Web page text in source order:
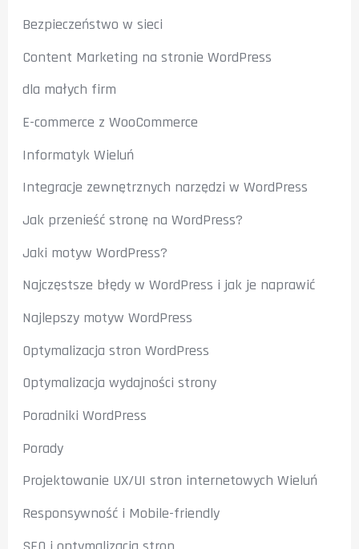
Bezpieczeństwo w sieci
Content Marketing na stronie WordPress
dla małych firm
E-commerce z WooCommerce
Informatyk Wieluń
Integracje zewnętrznych narzędzi w WordPress
Jak przenieść stronę na WordPress?
Jaki motyw WordPress?
Najczęstsze błędy w WordPress i jak je naprawić
Najlepszy motyw WordPress
Optymalizacja stron WordPress
Optymalizacja wydajności strony
Poradniki WordPress
Porady
Projektowanie UX/UI stron internetowych Wieluń
Responsywność i Mobile-friendly